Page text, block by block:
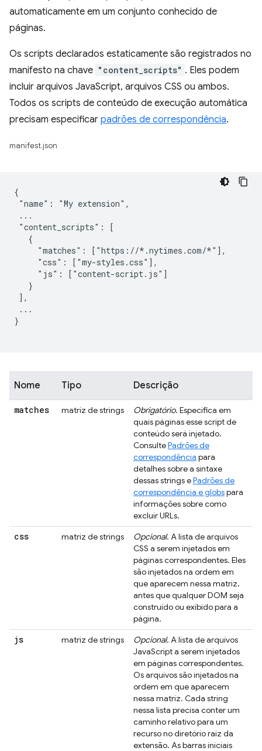
automaticamente em um conjunto conhecido de
páginas.
Os scripts declarados estaticamente são registrados no
manifesto na chave "content_scripts" . Eles podem
incluir arquivos JavaScript, arquivos CSS ou ambos.
Todos os scripts de conteúdo de execução automática
precisam especificar padrões de correspondência.
manifest.json
{
"name": "My extension",
...
"content_scripts": [
   {
     "matches": ["https://*.nytimes.com/*"],
     "css": ["my-styles.css"],
     "js": ["content-script.js"]
   }
],
...
}
Nome Tipo Descrição
matches matriz de strings Obrigatório. Especifica em
quais páginas esse script de
conteúdo será injetado.
ConsultePadrões de
correspondência para
detalhes sobre a sintaxe
dessas strings ePadrões de
correspondência e globspara
informações sobre como
excluir URLs.
css matriz de strings Opcional. A lista de arquivos
CSS a serem injetados em
páginas correspondentes. Eles
são injetados na ordem em
que aparecem nessa matriz,
antes que qualquer DOM seja
construído ou exibido para a
página.
js matriz de strings Opcional. A lista de arquivos
JavaScript a serem injetados
em páginas correspondentes.
Os arquivos são injetados na
ordem em que aparecem
nessa matriz. Cada string
nessa lista precisa conter um
caminho relativo para um
recurso no diretório raiz da
extensão. As barras iniciais